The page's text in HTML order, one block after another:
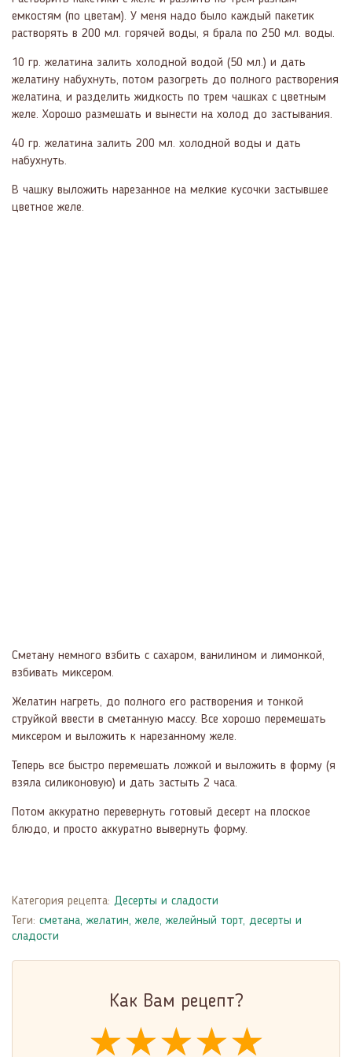
емкостям (по цветам). У меня надо было каждый пакетик
растворять в 200 мл. горячей воды, я брала по 250 мл. воды.
10 гр. желатина залить холодной водой (50 мл.) и дать
желатину набухнуть, потом разогреть до полного растворения
желатина, и разделить жидкость по трем чашках с цветным
желе. Хорошо размешать и вынести на холод до застывания.
40 гр. желатина залить 200 мл. холодной воды и дать
набухнуть.
В чашку выложить нарезанное на мелкие кусочки застывшее
цветное желе.
Сметану немного взбить с сахаром, ванилином и лимонкой,
взбивать миксером.
Желатин нагреть, до полного его растворения и тонкой
струйкой ввести в сметанную массу. Все хорошо перемешать
миксером и выложить к нарезанному желе.
Теперь все быстро перемешать ложкой и выложить в форму (я
взяла силиконовую) и дать застыть 2 часа.
Потом аккуратно перевернуть готовый десерт на плоское
блюдо, и просто аккуратно вывернуть форму.
Категория рецепта: Десерты и сладости
Теги: сметана, желатин, желе, желейный торт, десерты и
сладости
Как Вам рецепт?
★★★★★
★★★★★
★★★★★